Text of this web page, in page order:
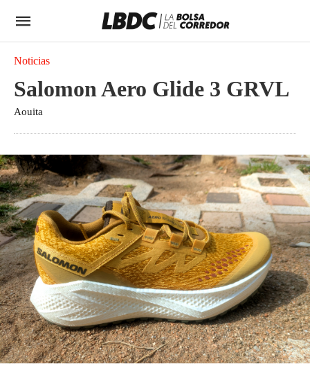
Noticias
Salomon Aero Glide 3 GRVL
Aouita